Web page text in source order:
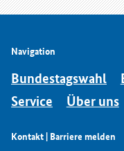
Navigation
Bundestagswahl
Service
Über uns
Kontakt | Barriere melden